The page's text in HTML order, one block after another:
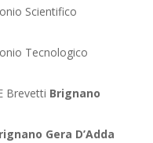
Scientifico
Tecnologico
Brevetti Brignano
Gera D’Adda